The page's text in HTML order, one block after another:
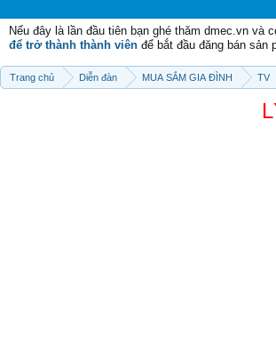
Nếu đây là lần đầu tiên bạn ghé thăm dmec.vn và
để trở thành thành viên để bắt đầu đăng bán sản
Trang chủ Diễn đàn MUA SẮM GIA ĐÌNH TV